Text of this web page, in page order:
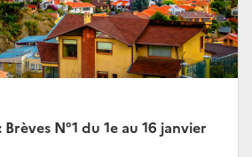
N°1 du 1e au 16 janvier